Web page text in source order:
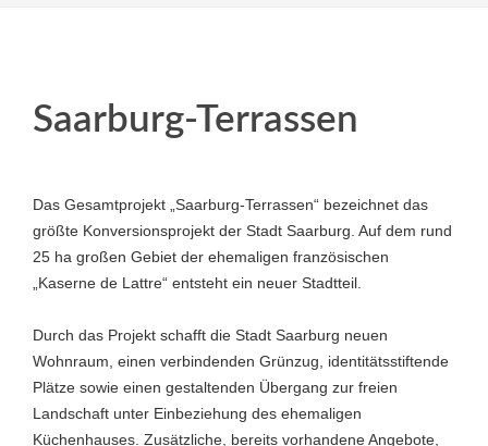
Saarburg-Terrassen
Das Gesamtprojekt „Saarburg-Terrassen“ bezeichnet das
größte Konversionsprojekt der Stadt Saarburg. Auf dem rund
25 ha großen Gebiet der ehemaligen französischen
„Kaserne de Lattre“ entsteht ein neuer Stadtteil.
Durch das Projekt schafft die Stadt Saarburg neuen
Wohnraum, einen verbindenden Grünzug, identitätsstiftende
Plätze sowie einen gestaltenden Übergang zur freien
Landschaft unter Einbeziehung des ehemaligen
Küchenhauses. Zusätzliche, bereits vorhandene Angebote,